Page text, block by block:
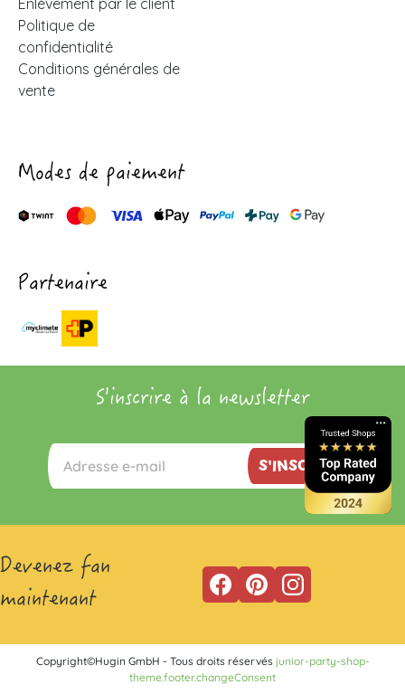
Enlèvement par le client
Politique de
confidentialité
Conditions générales de
vente
Modes de paiement
Partenaire
S'inscrire à la newsletter
S'INSCRIRE
Devenez fan
maintenant
Copyright©Hugin GmbH - Tous droits réservés junior-party-shop-
theme.footer.changeConsent